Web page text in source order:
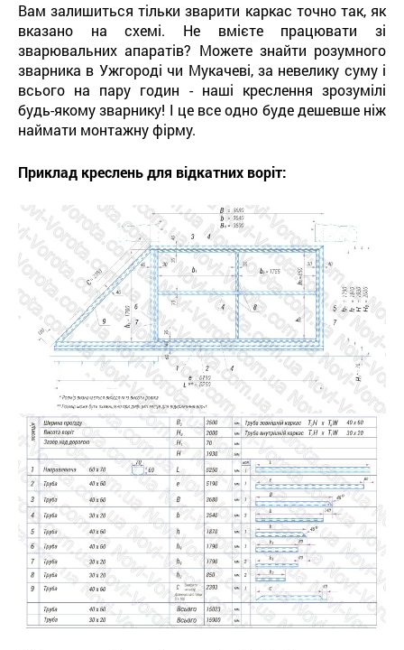
Вам залишиться тільки зварити каркас точно так, як
вказано на схемі. Не вмієте працювати зі
зварювальних апаратів? Можете знайти розумного
зварника в Ужгороді чи Мукачеві, за невелику суму і
всього на пару годин - наші креслення зрозумілі
будь-якому зварнику! І це все одно буде дешевше ніж
наймати монтажну фірму.
Приклад креслень для відкатних воріт: